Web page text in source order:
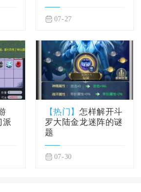
07-27
派
【热门】怎样解开斗
罗大陆金龙迷阵的谜
题
07-30